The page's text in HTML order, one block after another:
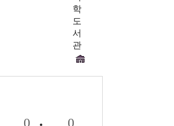
학
도
서
관
0 0